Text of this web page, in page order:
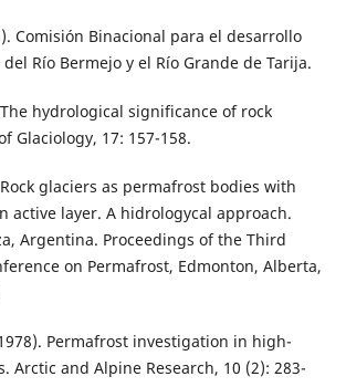
Comisión Binacional para el desarrollo
Río Bermejo y el Río Grande de Tarija.
hydrological significance of rock
Glaciology, 17: 157-158.
glaciers as permafrost bodies with
active layer. A hidrologycal approach.
Argentina. Proceedings of the Third
on Permafrost, Edmonton, Alberta,
Permafrost investigation in high-
Arctic and Alpine Research, 10 (2): 283-